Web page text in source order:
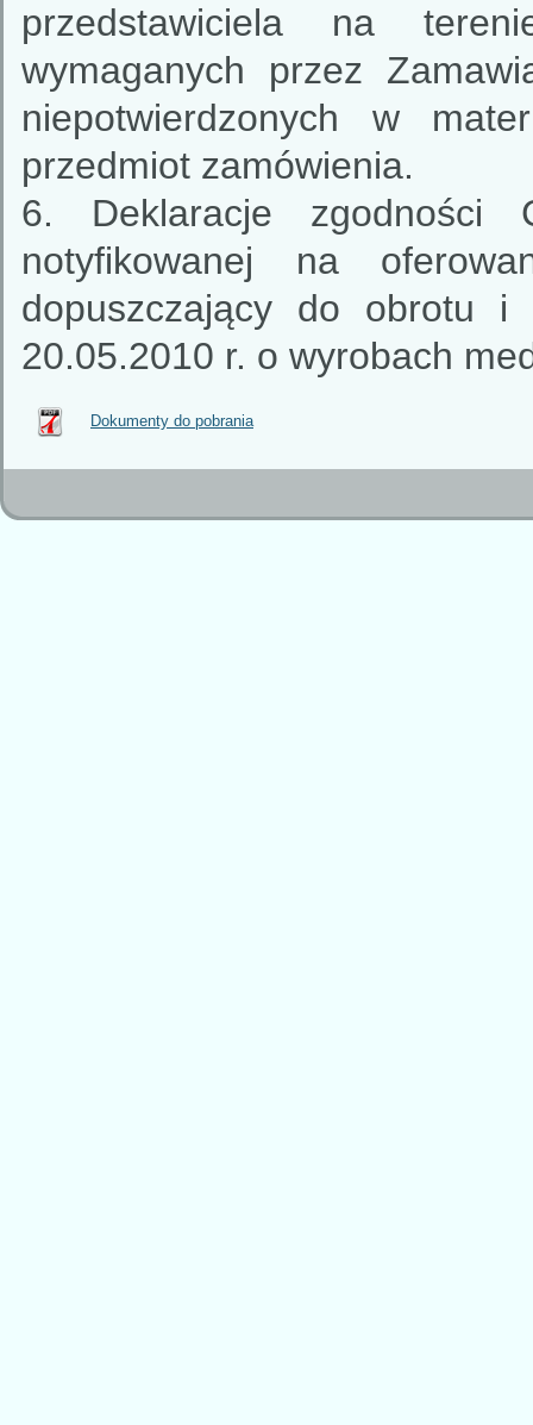
przedstawiciela na
wymaganych przez
niepotwierdzonych w
przedmiot zamówienia.
6. Deklaracje zgodności
notyfikowanej na
dopuszczający do obrotu
20.05.2010 r. o wyrobach
Dokumenty do pobrania